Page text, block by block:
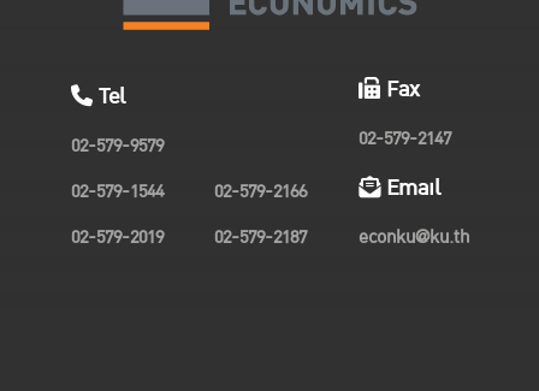
Tel
02-579-9579
02-579-1544
02-579-2019
02-579-2166
02-579-2187
Fax
02-579-2147
Email
econku@ku.th